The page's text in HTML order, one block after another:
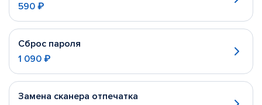
590 ₽
Сброс пароля
1 090 ₽
Замена сканера отпечатка